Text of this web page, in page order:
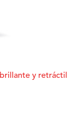
y retráctil